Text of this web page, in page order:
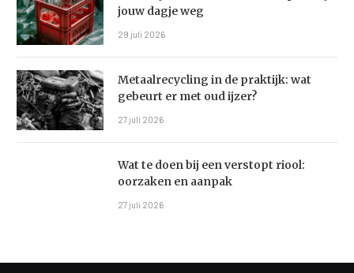
jouw dagje weg
29 juli 2026
Metaalrecycling in de praktijk: wat
gebeurt er met oud ijzer?
27 juli 2026
Wat te doen bij een verstopt riool:
oorzaken en aanpak
27 juli 2026